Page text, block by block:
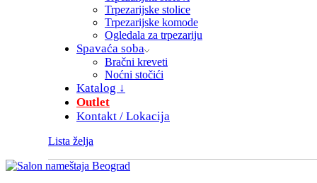
Trpezarijske stolice
Trpezarijske komode
Ogledala za trpezariju
Spavaća soba
Bračni kreveti
Noćni stočići
Katalog ↓
Outlet
Kontakt / Lokacija
Lista želja